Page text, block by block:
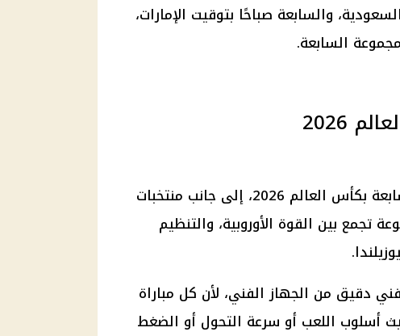
والسابعة صباحًا بتوقيت الإمارات،
السابعة.
يقع منتخب مصر في المجموعة السابعة بكأس العالم 2026، إلى جانب منتخبات
تجمع بين القوة الأوروبية، والتنظيم
دقيق من الجهاز الفني، لأن كل مباراة
أسلوب اللعب أو سرعة التحول أو الضغط